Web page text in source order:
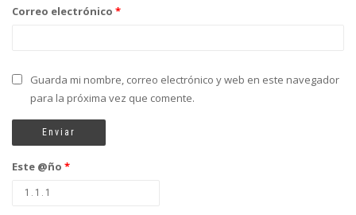
Correo electrónico *
Guarda mi nombre, correo electrónico y web en este navegador
para la próxima vez que comente.
Este @ño *